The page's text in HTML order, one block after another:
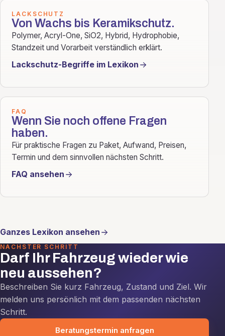
LACKSCHUTZ
Von Wachs bis Keramikschutz.
Polymer, Acryl-One, SiO2, Hybrid, Hydrophobie,
Standzeit und Vorarbeit verständlich erklärt.
Lackschutz-Begriffe im Lexikon
FAQ
Wenn Sie noch offene Fragen
haben.
Für praktische Fragen zu Paket, Aufwand, Preisen,
Termin und dem sinnvollen nächsten Schritt.
FAQ ansehen
Ganzes Lexikon ansehen
NÄCHSTER SCHRITT
Darf Ihr Fahrzeug wieder wie
neu aussehen?
Beschreiben Sie kurz Fahrzeug, Zustand und Ziel. Wir
melden uns persönlich mit dem passenden nächsten
Schritt.
Beratungstermin anfragen